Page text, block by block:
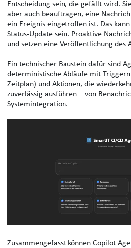
Entscheidung sein, die gefällt wird.
aber auch beauftragen, eine
ein Ereignis eingetroffen ist. Das
Status-Update sein. Proaktive
und setzen eine Veröffentlichung des
Ein technischer Baustein dafür sind
deterministische Abläufe mit
Zeitplan) und Aktionen, die
zuverlässig ausführen – von
Systemintegration.
Zusammengefasst können Copilot